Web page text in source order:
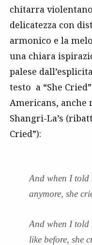
chitarra
delicatezza con
armonico e la
una chiara
palese
testo a “She
Americans, anche
Shangri-La’s
Cried”):
And when I told
anymore, she
And when I told
like before, she